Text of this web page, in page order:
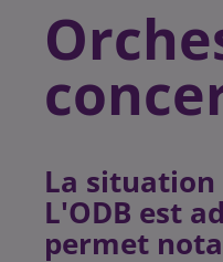
La situation
L'ODB est
permet